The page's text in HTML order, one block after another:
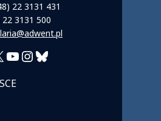
22 3131 431
3131 500
YouTube
Instagram
Bluesky